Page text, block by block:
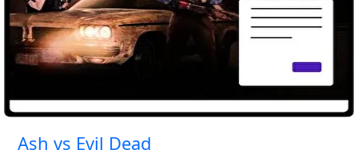
Ash vs Evil Dead